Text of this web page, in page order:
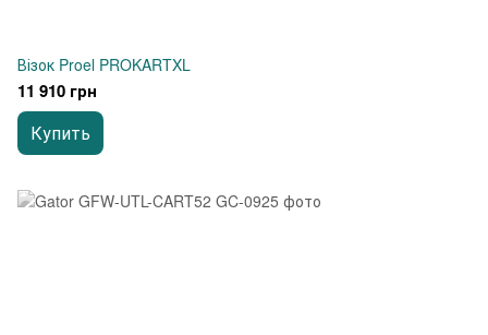
Візок Proel PROKARTXL
11 910 грн
Купить